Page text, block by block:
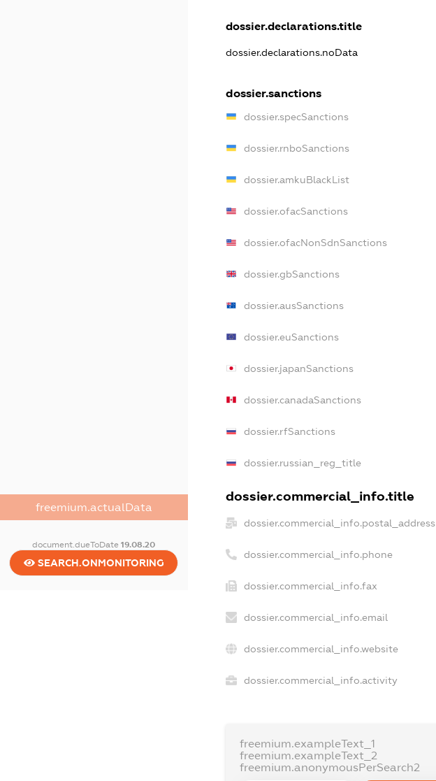
freemium.actualData
document.dueToDate19.08.20
SEARCH.ONMONITORING
dossier.declarations.title
dossier.declarations.noData
dossier.sanctions
dossier.specSanctions
dossier.rnboSanctions
dossier.amkuBlackList
dossier.ofacSanctions
dossier.ofacNonSdnSanctions
dossier.gbSanctions
dossier.ausSanctions
dossier.euSanctions
dossier.japanSanctions
dossier.canadaSanctions
dossier.rfSanctions
dossier.russian_reg_title
dossier.commercial_info.title
dossier.commercial_info.postal_address
dossier.commercial_info.phone
dossier.commercial_info.fax
dossier.commercial_info.email
dossier.commercial_info.website
dossier.commercial_info.activity
freemium.exampleText_1
freemium.exampleText_2
freemium.anonymousPerSearch2